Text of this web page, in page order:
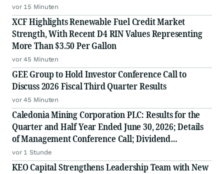
vor 15 Minuten
XCF Highlights Renewable Fuel Credit Market
Strength, With Recent D4 RIN Values Representing
More Than $3.50 Per Gallon
vor 45 Minuten
GEE Group to Hold Investor Conference Call to
Discuss 2026 Fiscal Third Quarter Results
vor 45 Minuten
Caledonia Mining Corporation PLC: Results for the
Quarter and Half Year Ended June 30, 2026; Details
of Management Conference Call; Dividend
Declaration
vor 1 Stunde
KEO Capital Strengthens Leadership Team with New